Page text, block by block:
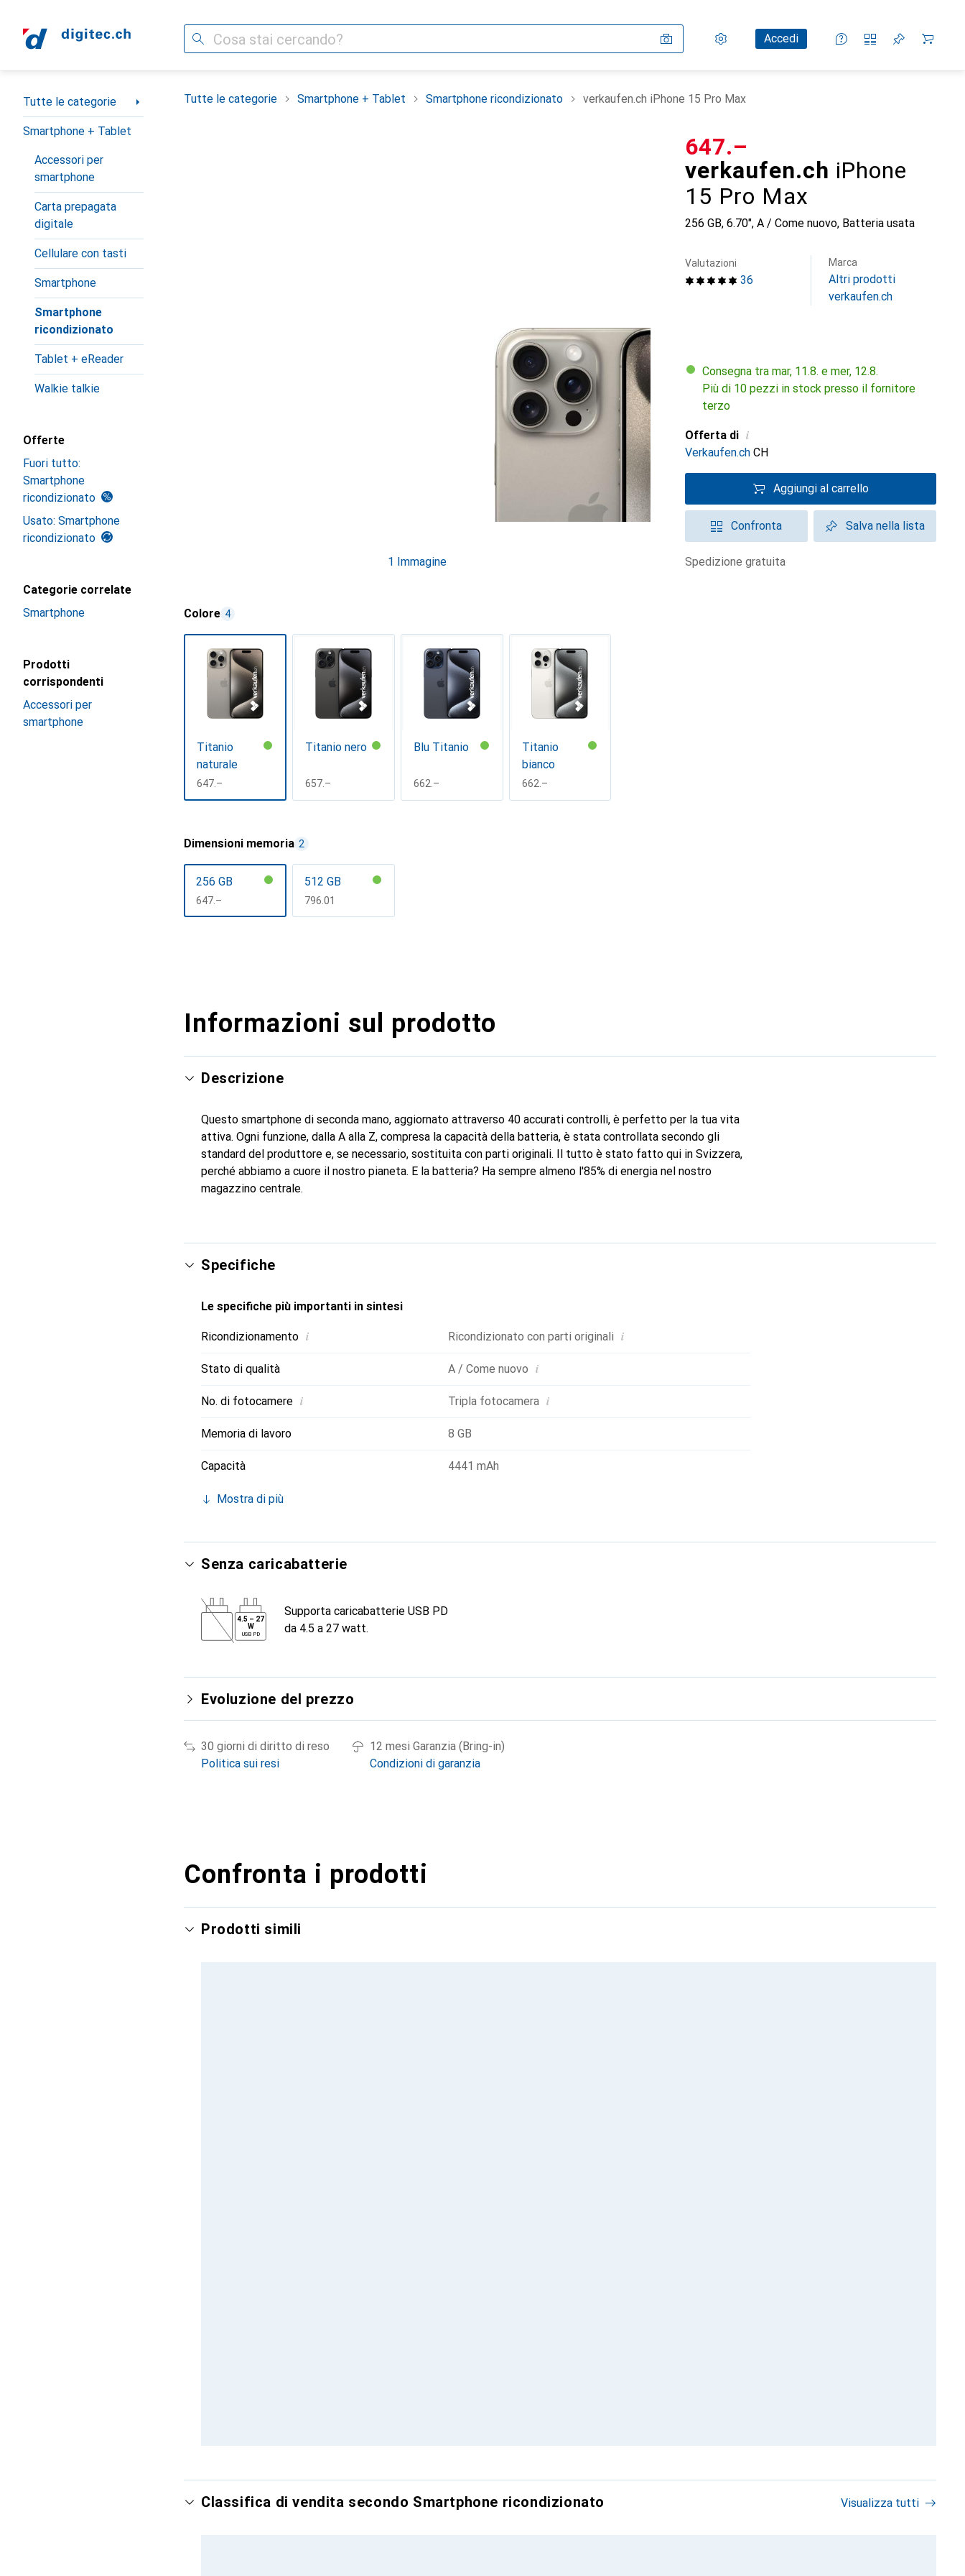
Cerca Impostazioni
Conto clienteAccedi
Liste di confronto
Liste dei desideri
Carrello
Categoria Navigazione
Tutte le categorie
Smartphone + Tablet
Accessori per
smartphone
Carta prepagata
digitale
Cellulare con tasti
Smartphone
Smartphone
ricondizionato
Tablet + eReader
Walkie talkie
Offerte
Fuori tutto:
Smartphone
ricondizionato
Usato: Smartphone
ricondizionato
Categorie correlate
Smartphone
Prodotti
corrispondenti
Accessori per
smartphone
Tutte le categorie Smartphone + Tablet Smartphone ricondizionato verkaufen.ch iPhone 15 Pro Max
1 Immagine
verkaufen.ch iPhone
15 Pro Max
256 GB, 6.70", A / Come nuovo, Batteria usata
CHF
647.–
36
Valutazioni Marca
Altri prodotti
verkaufen.ch
Consegna tra mar, 11.8. e mer, 12.8.
Più di 10 pezzi in stock presso il fornitore
terzo
Offerta di i
Verkaufen.ch CH
Aggiungi al carrello
Confronta Salva nella lista
spedizione gratuita
Colore 4
Titanio
naturale
CHF
647.–
Titanio nero
CHF
657.–
Blu Titanio
CHF
662.–
Titanio
bianco
CHF
662.–
Dimensioni memoria 2
256 GB
CHF
647.–
512 GB
CHF
796.01
Informazioni sul prodotto
Descrizione
Questo smartphone di seconda mano, aggiornato attraverso 40 accurati controlli, è perfetto per la tua vita
attiva. Ogni funzione, dalla A alla Z, compresa la capacità della batteria, è stata controllata secondo gli
standard del produttore e, se necessario, sostituita con parti originali. Il tutto è stato fatto qui in Svizzera,
perché abbiamo a cuore il nostro pianeta. E la batteria? Ha sempre almeno l'85% di energia nel nostro
magazzino centrale.
Specifiche
Le specifiche più importanti in sintesi
Ricondizionamento i Ricondizionato con parti originali i
Stato di qualità A / Come nuovo i
No. di fotocamere i Tripla fotocamera i
Memoria di lavoro 8 GB
Capacità 4441 mAh
Mostra di più
Senza caricabatterie
4.5 – 27
W
USB PD
Supporta caricabatterie USB PD
da 4.5 a 27 watt.
Evoluzione del prezzo
30 giorni di diritto di reso
Politica sui resi
12 mesi Garanzia (Bring-in)
Condizioni di garanzia
Confronta i prodotti
Prodotti simili
Classifica di vendita secondo Smartphone ricondizionato Visualizza tutti